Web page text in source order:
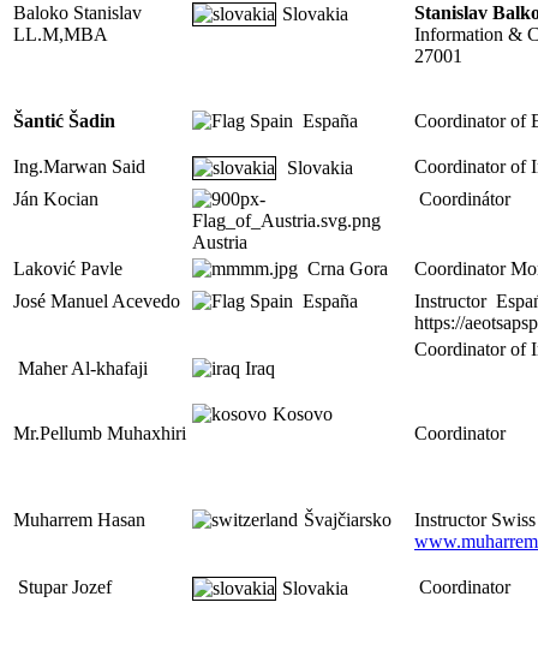
Baloko Stanislav
LL.M,MBA
Slovakia
Stanislav
Information &
27001
Šantić Šadin España Coordinator of
Ing.Marwan Said Slovakia
Coordinator of
Ján Kocian
Austria
Coordinátor
Laković Pavle Crna Gora
Coordinator
José Manuel Acevedo
España
Instructor
https://
Maher Al-khafaji Iraq
Coordinator of
Mr.Pellumb Muhaxhiri
Kosovo
Coordinator
Muharrem Hasan Švajčiarsko
Instructor
Stupar Jozef Slovakia Coordinator